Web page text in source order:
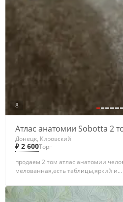
8
Атлас анатомии Sobotta 2
Донецк, Кировский
₽ 2 600Торг
продаем 2 том атлас анатомии
мелованная,есть таблицы,яркий и...